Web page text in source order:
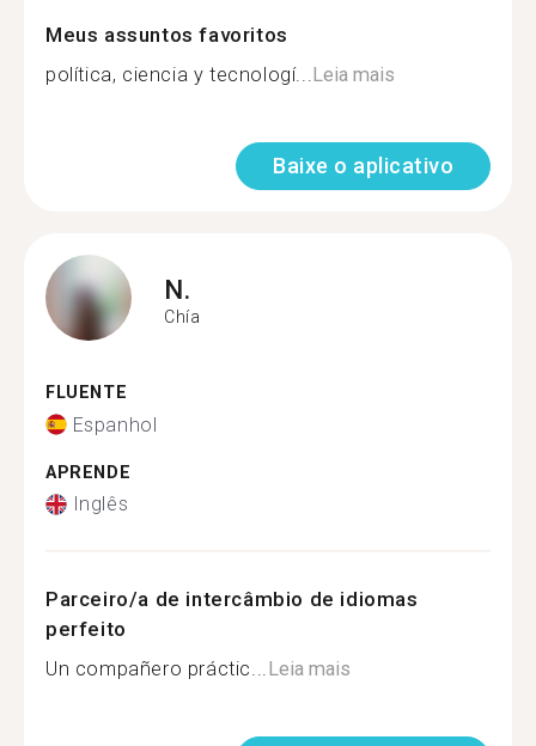
Meus assuntos favoritos
política, ciencia y tecnologí...Leia mais
Baixe o aplicativo
N.
Chía
FLUENTE
Espanhol
APRENDE
Inglês
Parceiro/a de intercâmbio de idiomas
perfeito
Un compañero práctic...Leia mais